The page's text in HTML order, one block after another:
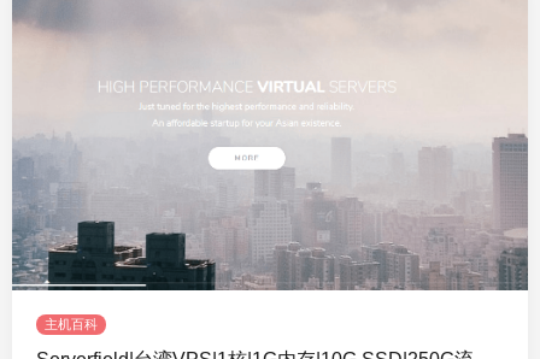
主机百科